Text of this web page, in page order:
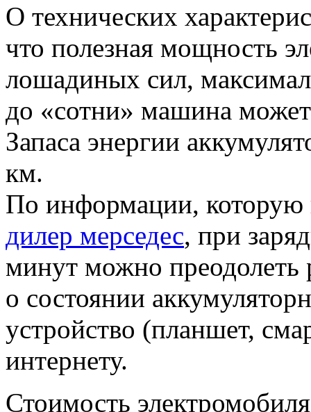
О технических
что полезная мощность
лошадиных сил,
до «сотни» машина может
Запаса энергии
км.
По информации, которую
дилер мерседес, при
минут можно преодолеть
о состоянии
устройство (планшет,
интернету.
Стоимость